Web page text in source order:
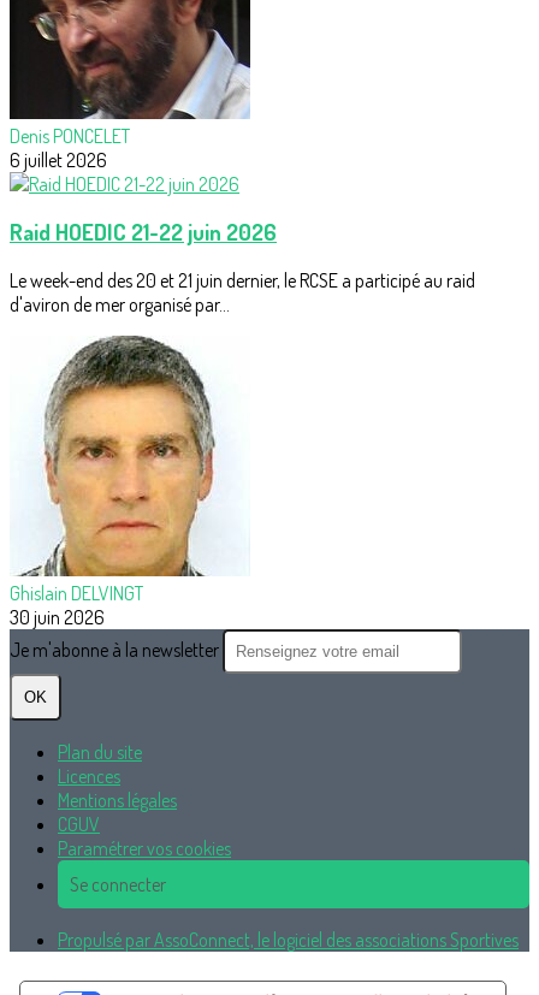
Denis PONCELET
6 juillet 2026
Raid HOEDIC 21-22 juin 2026
Le week-end des 20 et 21 juin dernier, le RCSE a participé au raid
d'aviron de mer organisé par...
Ghislain DELVINGT
30 juin 2026
Je m'abonne à la newsletter
OK
Plan du site
Licences
Mentions légales
CGUV
Paramétrer vos cookies
Se connecter
Propulsé par AssoConnect, le logiciel des associations Sportives